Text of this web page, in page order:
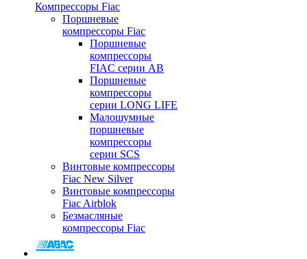
Компрессоры Fiac
Поршневые
компрессоры Fiac
Поршневые
компрессоры
FIAC серии AB
Поршневые
компрессоры
серии LONG LIFE
Малошумные
поршневые
компрессоры
серии SCS
Винтовые компрессоры
Fiac New Silver
Винтовые компрессоры
Fiac Airblok
Безмасляные
компрессоры Fiac